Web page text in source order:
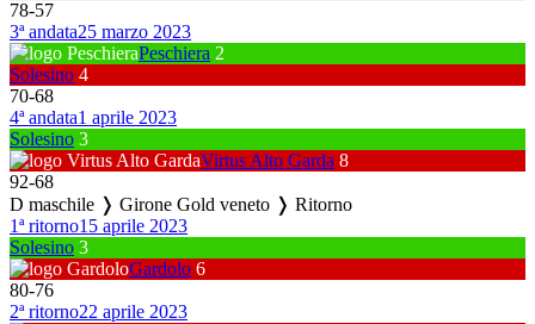
78-57
3ª andata25 marzo 2023
Peschiera 2
Solesino 4
70-68
4ª andata1 aprile 2023
Solesino 3
Virtus Alto Garda 8
92-68
D maschile ❭ Girone Gold veneto ❭ Ritorno
1ª ritorno15 aprile 2023
Solesino 3
Gardolo 6
80-76
2ª ritorno22 aprile 2023